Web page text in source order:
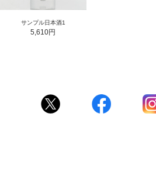
サンプル日本酒1
5,610円